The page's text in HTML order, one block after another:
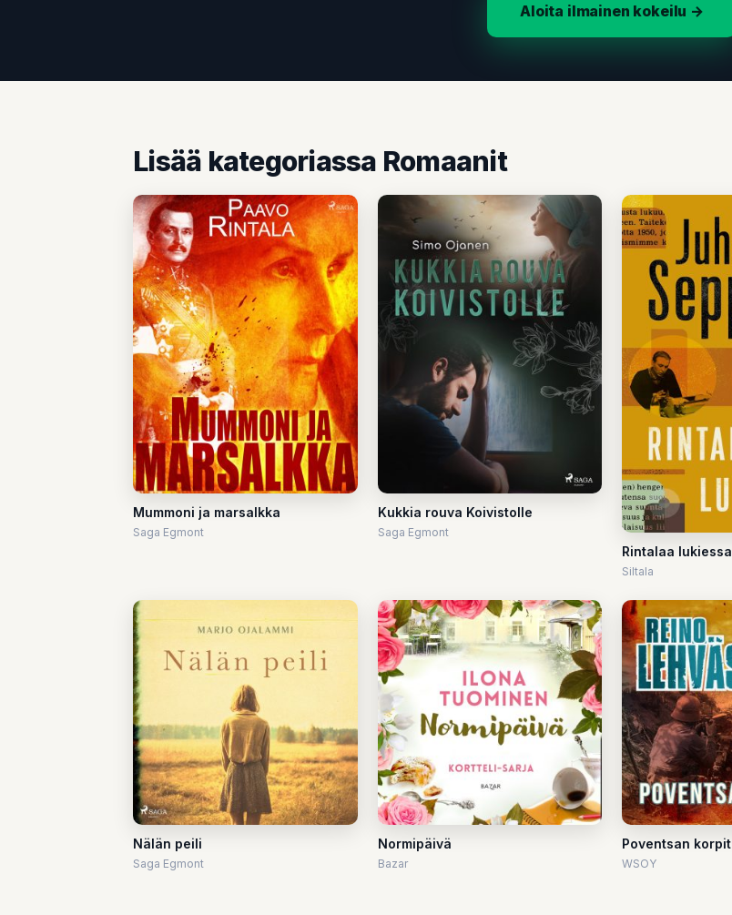
Aloita ilmainen kokeilu →
Lisää kategoriassa Romaanit
Mummoni ja marsalkka
Saga Egmont
Kukkia rouva Koivistolle
Saga Egmont
Rintalaa lukiessa
Siltala
Nälän peili
Saga Egmont
Normipäivä
Bazar
Poventsan korpit
WSOY